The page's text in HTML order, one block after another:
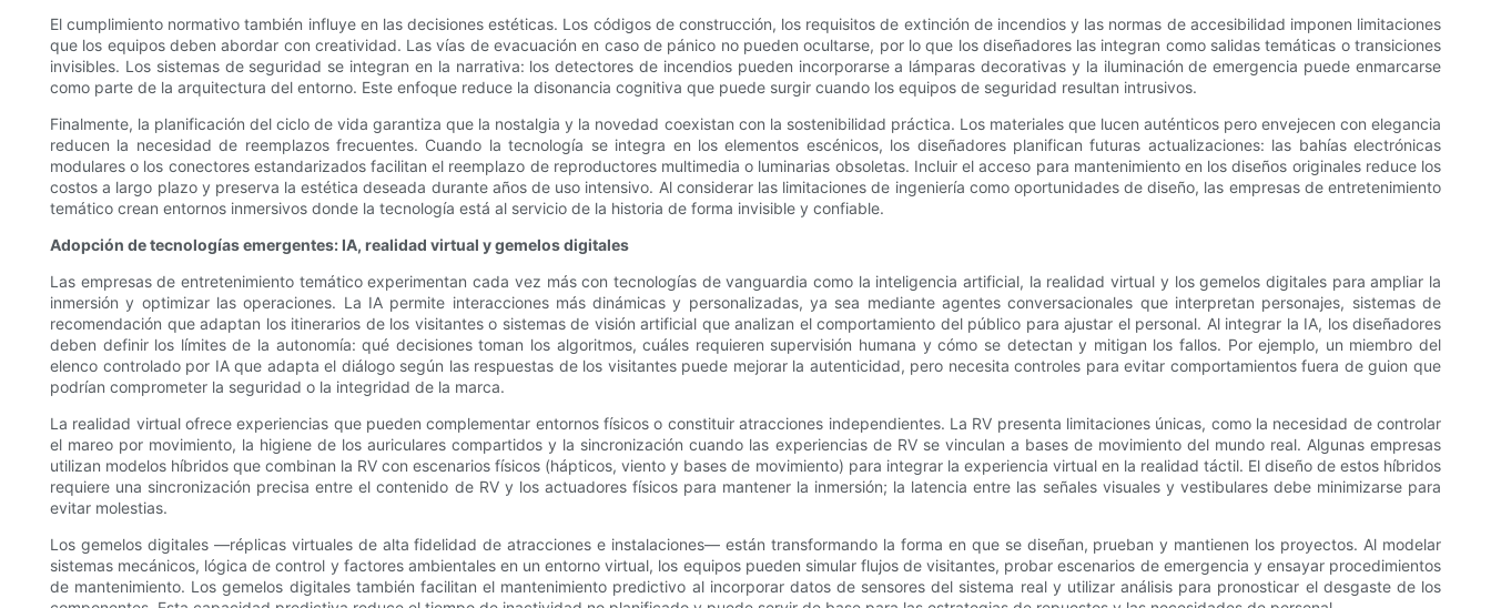
El cumplimiento normativo también influye en las decisiones estéticas. Los códigos de construcción, los requisitos de extinción de incendios y las normas de accesibilidad imponen limitaciones
que los equipos deben abordar con creatividad. Las vías de evacuación en caso de pánico no pueden ocultarse, por lo que los diseñadores las integran como salidas temáticas o transiciones
invisibles. Los sistemas de seguridad se integran en la narrativa: los detectores de incendios pueden incorporarse a lámparas decorativas y la iluminación de emergencia puede enmarcarse
como parte de la arquitectura del entorno. Este enfoque reduce la disonancia cognitiva que puede surgir cuando los equipos de seguridad resultan intrusivos.
Finalmente, la planificación del ciclo de vida garantiza que la nostalgia y la novedad coexistan con la sostenibilidad práctica. Los materiales que lucen auténticos pero envejecen con elegancia
reducen la necesidad de reemplazos frecuentes. Cuando la tecnología se integra en los elementos escénicos, los diseñadores planifican futuras actualizaciones: las bahías electrónicas
modulares o los conectores estandarizados facilitan el reemplazo de reproductores multimedia o luminarias obsoletas. Incluir el acceso para mantenimiento en los diseños originales reduce los
costos a largo plazo y preserva la estética deseada durante años de uso intensivo. Al considerar las limitaciones de ingeniería como oportunidades de diseño, las empresas de entretenimiento
temático crean entornos inmersivos donde la tecnología está al servicio de la historia de forma invisible y confiable.
Adopción de tecnologías emergentes: IA, realidad virtual y gemelos digitales
Las empresas de entretenimiento temático experimentan cada vez más con tecnologías de vanguardia como la inteligencia artificial, la realidad virtual y los gemelos digitales para ampliar la
inmersión y optimizar las operaciones. La IA permite interacciones más dinámicas y personalizadas, ya sea mediante agentes conversacionales que interpretan personajes, sistemas de
recomendación que adaptan los itinerarios de los visitantes o sistemas de visión artificial que analizan el comportamiento del público para ajustar el personal. Al integrar la IA, los diseñadores
deben definir los límites de la autonomía: qué decisiones toman los algoritmos, cuáles requieren supervisión humana y cómo se detectan y mitigan los fallos. Por ejemplo, un miembro del
elenco controlado por IA que adapta el diálogo según las respuestas de los visitantes puede mejorar la autenticidad, pero necesita controles para evitar comportamientos fuera de guion que
podrían comprometer la seguridad o la integridad de la marca.
La realidad virtual ofrece experiencias que pueden complementar entornos físicos o constituir atracciones independientes. La RV presenta limitaciones únicas, como la necesidad de controlar
el mareo por movimiento, la higiene de los auriculares compartidos y la sincronización cuando las experiencias de RV se vinculan a bases de movimiento del mundo real. Algunas empresas
utilizan modelos híbridos que combinan la RV con escenarios físicos (hápticos, viento y bases de movimiento) para integrar la experiencia virtual en la realidad táctil. El diseño de estos híbridos
requiere una sincronización precisa entre el contenido de RV y los actuadores físicos para mantener la inmersión; la latencia entre las señales visuales y vestibulares debe minimizarse para
evitar molestias.
Los gemelos digitales —réplicas virtuales de alta fidelidad de atracciones e instalaciones— están transformando la forma en que se diseñan, prueban y mantienen los proyectos. Al modelar
sistemas mecánicos, lógica de control y factores ambientales en un entorno virtual, los equipos pueden simular flujos de visitantes, probar escenarios de emergencia y ensayar procedimientos
de mantenimiento. Los gemelos digitales también facilitan el mantenimiento predictivo al incorporar datos de sensores del sistema real y utilizar análisis para pronosticar el desgaste de los